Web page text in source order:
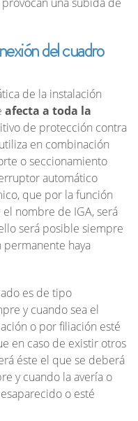
del cuadro
de la instalación
afecta a toda la
de protección contra
en combinación
o seccionamiento
automático
que por la función
nombre de IGA, será
será posible siempre
permanente haya
es de tipo
y cuando sea el
o por filiación esté
en caso de existir otros
éste el que se deberá
y cuando la avería o
o esté